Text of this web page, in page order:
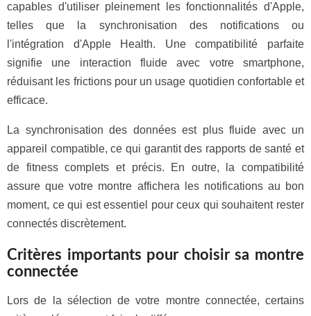
capables d'utiliser pleinement les fonctionnalités d'Apple,
telles que la synchronisation des notifications ou
l'intégration d'Apple Health. Une compatibilité parfaite
signifie une interaction fluide avec votre smartphone,
réduisant les frictions pour un usage quotidien confortable et
efficace.
La synchronisation des données est plus fluide avec un
appareil compatible, ce qui garantit des rapports de santé et
de fitness complets et précis. En outre, la compatibilité
assure que votre montre affichera les notifications au bon
moment, ce qui est essentiel pour ceux qui souhaitent rester
connectés discrètement.
Critères importants pour choisir sa montre
connectée
Lors de la sélection de votre montre connectée, certains